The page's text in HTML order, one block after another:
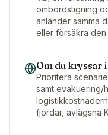
ombordstigning
anländer samma
eller försäkra
Om du kryssar
Prioritera
samt evakuering/
fjordar, avlägsna